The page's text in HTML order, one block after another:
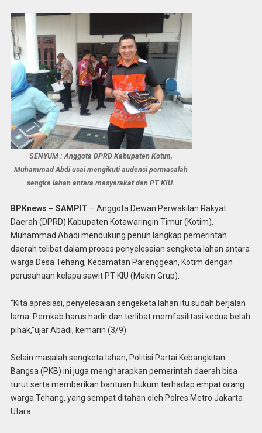
SENYUM : Anggota DPRD Kabupaten Kotim,
Muhammad Abdi usai mengikuti audensi permasalah
sengka lahan antara masyarakat dan PT KIU.
BPKnews – SAMPIT – Anggota Dewan Perwakilan Rakyat
Daerah (DPRD) Kabupaten Kotawaringin Timur (Kotim),
Muhammad Abadi mendukung penuh langkap pemerintah
daerah telibat dalam proses penyelesaian sengketa lahan antara
warga Desa Tehang, Kecamatan Parenggean, Kotim dengan
perusahaan kelapa sawit PT KIU (Makin Grup).
“Kita apresiasi, penyelesaian sengeketa lahan itu sudah berjalan
lama. Pemkab harus hadir dan terlibat memfasilitasi kedua belah
pihak,”ujar Abadi, kemarin (3/9).
Selain masalah sengketa lahan, Politisi Partai Kebangkitan
Bangsa (PKB) ini juga mengharapkan pemerintah daerah bisa
turut serta memberikan bantuan hukum terhadap empat orang
warga Tehang, yang sempat ditahan oleh Polres Metro Jakarta
Utara.